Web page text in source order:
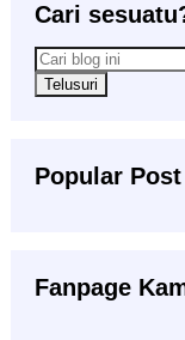
Cari
Popular Post
Fanpage